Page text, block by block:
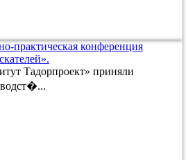
практическая конференция
Тадорпроект» приняли